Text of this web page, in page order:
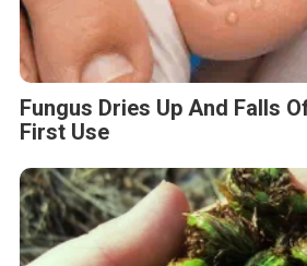
Fungus Dries Up And Falls
First Use